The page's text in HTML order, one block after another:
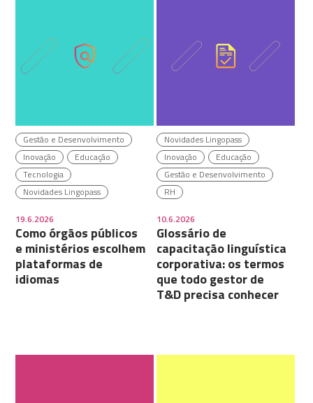
Gestão e Desenvolvimento
Inovação
Educação
Tecnologia
Novidades Lingopass
19.6.2026
Como órgãos públicos
e ministérios escolhem
plataformas de
idiomas
Novidades Lingopass
Inovação
Educação
Gestão e Desenvolvimento
RH
10.6.2026
Glossário de
capacitação linguística
corporativa: os termos
que todo gestor de
T&D precisa conhecer